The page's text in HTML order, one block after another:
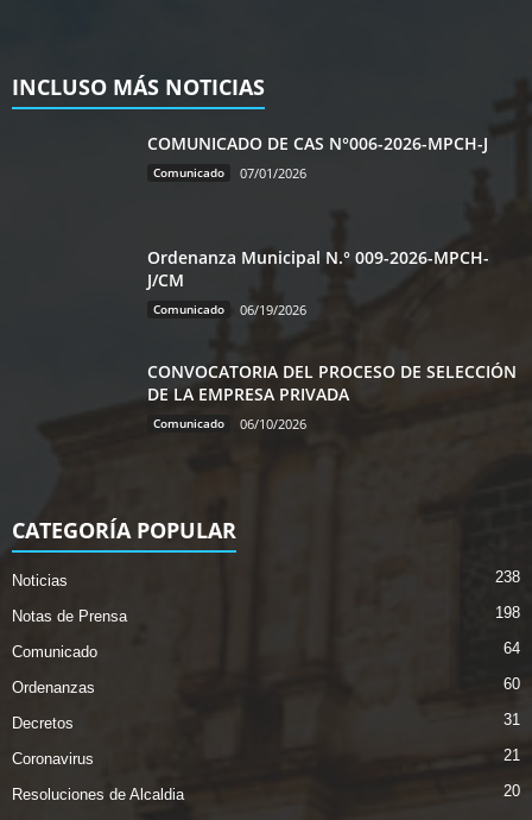
INCLUSO MÁS NOTICIAS
COMUNICADO DE CAS N°006-2026-MPCH-J
Comunicado 07/01/2026
Ordenanza Municipal N.° 009-2026-MPCH-
J/CM
Comunicado 06/19/2026
CONVOCATORIA DEL PROCESO DE SELECCIÓN
DE LA EMPRESA PRIVADA
Comunicado 06/10/2026
CATEGORÍA POPULAR
Noticias 238
Notas de Prensa 198
Comunicado 64
Ordenanzas 60
Decretos 31
Coronavirus 21
Resoluciones de Alcaldia 20